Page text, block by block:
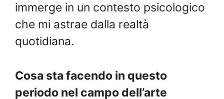
immerge in un contesto psicologico
che mi astrae dalla realtà
quotidiana.
Cosa sta facendo in questo
periodo nel campo dell’arte